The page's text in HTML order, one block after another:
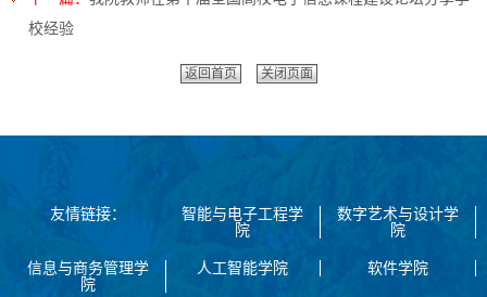
校经验
返回首页 关闭页面
友情链接：
智能与电子工程学
院
数字艺术与设计学
院
信息与商务管理学
院
人工智能学院 软件学院